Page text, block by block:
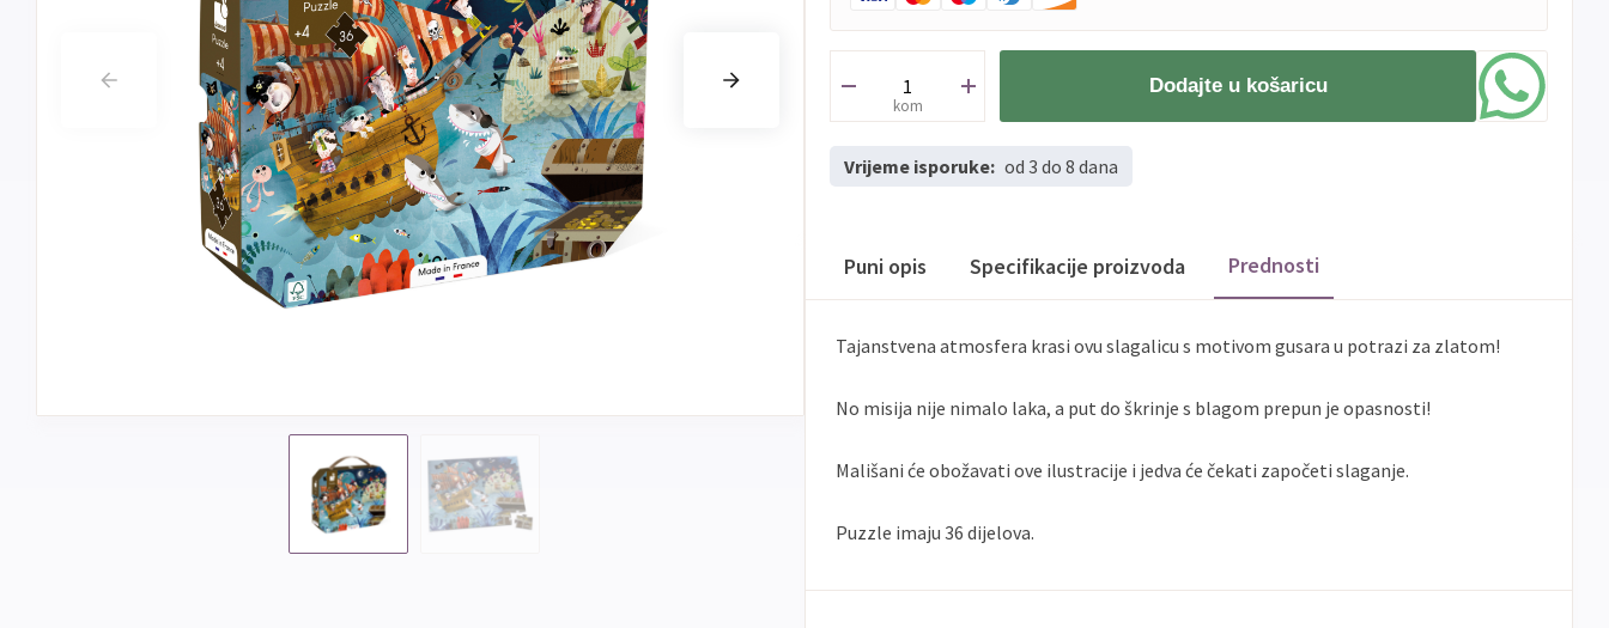
kom
Dodajte u košaricu
Vrijeme isporuke: od 3 do 8 dana
Puni opis Specifikacije proizvoda Prednosti
Tajanstvena atmosfera krasi ovu slagalicu s motivom gusara u potrazi za zlatom!
No misija nije nimalo laka, a put do škrinje s blagom prepun je opasnosti!
Mališani će obožavati ove ilustracije i jedva će čekati započeti slaganje.
Puzzle imaju 36 dijelova.